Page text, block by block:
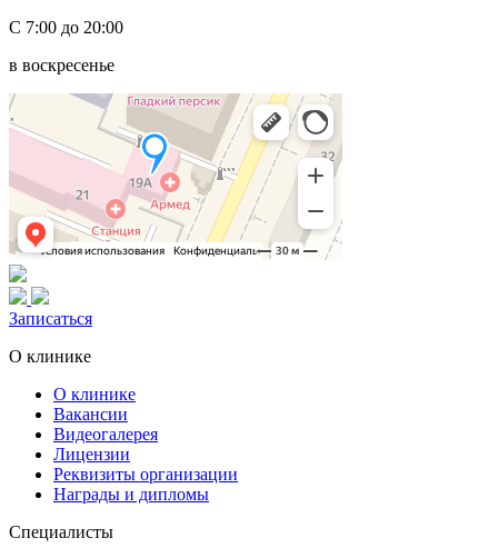
С 7:00 до 20:00
в воскресенье
Записаться
О клинике
О клинике
Вакансии
Видеогалерея
Лицензии
Реквизиты организации
Награды и дипломы
Специалисты